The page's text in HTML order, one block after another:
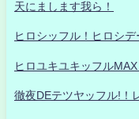
天にまします我ら！
ヒロシッフル！ヒロシ
ヒロユキユキッフル
徹夜DEテツヤッフル!！